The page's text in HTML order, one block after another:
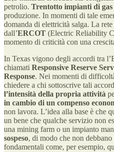
petrolio. Trentotto impianti di
produzione. In momenti di tale
domanda di elettricità salga. La
dall’ERCOT (Electric Reliability
momento di criticità con una
In Texas vigono degli accordi tra
chiamati Responsive Reserve
Response. Nei momenti di
chiedere a chi sottoscrive tali
l’intensità della propria attività
in cambio di un compenso
non lavora. L’idea alla base è che
un bene che qualche servizio non
una mining farm o un impianto
sospeso, di modo che non
fondamentali come, per esempio,